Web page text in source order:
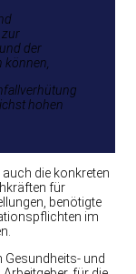
zur
der
hohen
die konkreten
für
benötigte
im
Gesundheits- und